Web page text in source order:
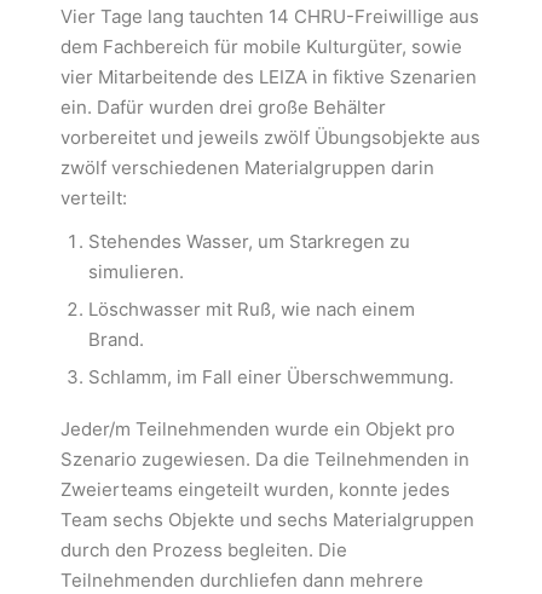
Vier Tage lang tauchten 14 CHRU-Freiwillige aus
dem Fachbereich für mobile Kulturgüter, sowie
vier Mitarbeitende des LEIZA in fiktive Szenarien
ein. Dafür wurden drei große Behälter
vorbereitet und jeweils zwölf Übungsobjekte aus
zwölf verschiedenen Materialgruppen darin
verteilt:
Stehendes Wasser, um Starkregen zu
simulieren.
Löschwasser mit Ruß, wie nach einem
Brand.
Schlamm, im Fall einer Überschwemmung.
Jeder/m Teilnehmenden wurde ein Objekt pro
Szenario zugewiesen. Da die Teilnehmenden in
Zweierteams eingeteilt wurden, konnte jedes
Team sechs Objekte und sechs Materialgruppen
durch den Prozess begleiten. Die
Teilnehmenden durchliefen dann mehrere